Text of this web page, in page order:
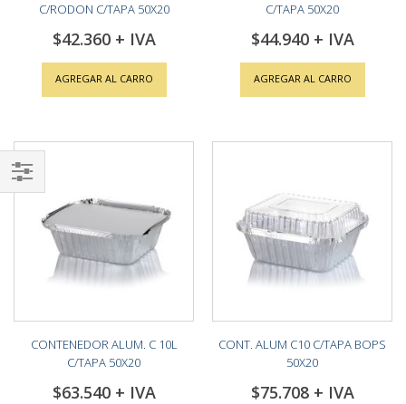
C/RODON C/TAPA 50X20
$42.360
AGREGAR AL CARRO
C/TAPA 50X20
$44.940
AGREGAR AL CARRO
CONTENEDOR ALUM. C 10L
C/TAPA 50X20
$63.540
CONT. ALUM C10 C/TAPA BOPS
50X20
$75.708
Shop